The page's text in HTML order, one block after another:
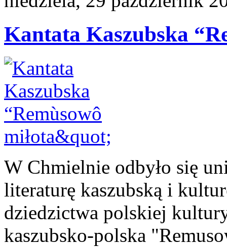
Kantata Kaszubska
W Chmielnie odbyło się
literaturę kaszubską i
dziedzictwa polskiej
kaszubsko-polska